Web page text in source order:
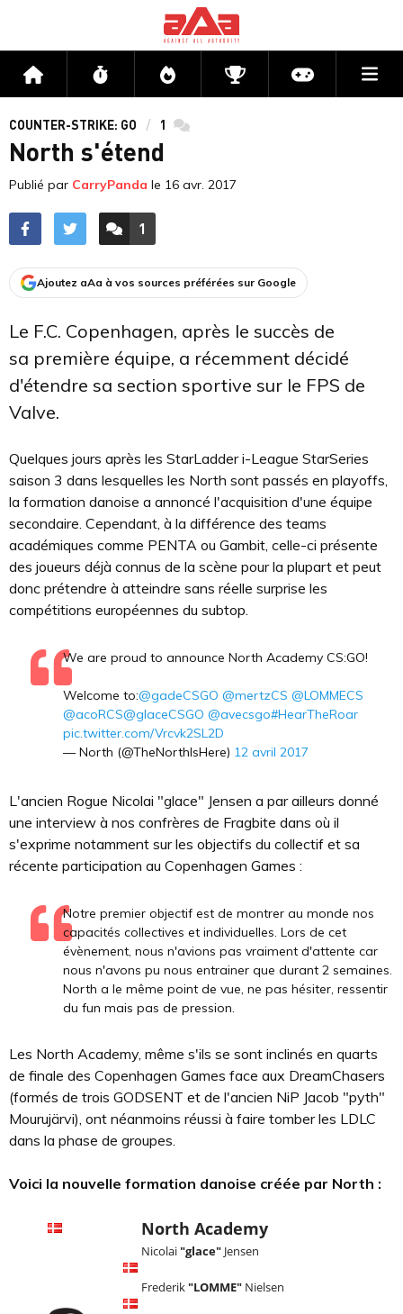
Accueil Flux Directs CompétitionsActu jeux
COUNTER-STRIKE: GO 1 commentaires
North s'étend
Publié par CarryPanda le 16 avr. 2017
ACCÉDER AUX
1
COMMENTAIRES
Ajoutez aAa à vos sources préférées sur Google
Le F.C. Copenhagen, après le succès de
sa première équipe, a récemment décidé
d'étendre sa section sportive sur le FPS de
Valve.
Quelques jours après les StarLadder i-League StarSeries
saison 3 dans lesquelles les North sont passés en playoffs,
la formation danoise a annoncé l'acquisition d'une équipe
secondaire. Cependant, à la différence des teams
académiques comme PENTA ou Gambit, celle-ci présente
des joueurs déjà connus de la scène pour la plupart et peut
donc prétendre à atteindre sans réelle surprise les
compétitions européennes du subtop.
We are proud to announce North Academy CS:GO!
Welcome to:@gadeCSGO @mertzCS @LOMMECS
@acoRCS@glaceCSGO @avecsgo#HearTheRoar
pic.twitter.com/Vrcvk2SL2D
— North (@TheNorthIsHere) 12 avril 2017
L'ancien Rogue Nicolai "glace" Jensen a par ailleurs donné
une interview à nos confrères de Fragbite dans où il
s'exprime notamment sur les objectifs du collectif et sa
récente participation au Copenhagen Games :
Notre premier objectif est de montrer au monde nos
capacités collectives et individuelles. Lors de cet
évènement, nous n'avions pas vraiment d'attente car
nous n'avons pu nous entrainer que durant 2 semaines.
North a le même point de vue, ne pas hésiter, ressentir
du fun mais pas de pression.
Les North Academy, même s'ils se sont inclinés en quarts
de finale des Copenhagen Games face aux DreamChasers
(formés de trois GODSENT et de l'ancien NiP Jacob "pyth"
Mourujärvi), ont néanmoins réussi à faire tomber les LDLC
dans la phase de groupes.
Voici la nouvelle formation danoise créée par North :
North Academy
Nicolai"glace" Jensen
Frederik"LOMME" Nielsen